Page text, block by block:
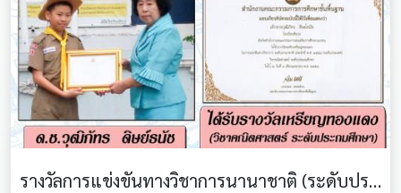
รางวัลการแข่งขันทางวิชาการนานาชาติ (ระดับประเทศ)